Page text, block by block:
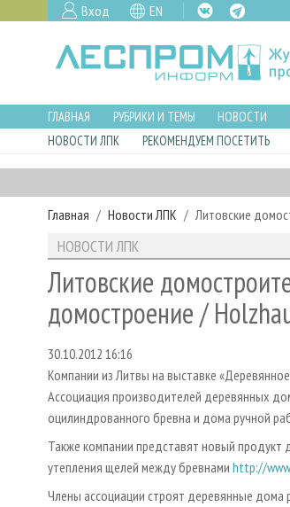
Вход EN
ГЛАВНАЯ РУБРИКИ И ТЕМЫ НОВОСТИ
НОВОСТИ ЛПК
РЕКОМЕНДУЕМ ПОСЕТИТЬ
Главная Новости ЛПК Литовские
НОВОСТИ ЛПК
Литовские
домостроение /
30.10.2012 16:16
Компании из Литвы на выставке
Ассоциация производителей деревянных
оцилиндрованного бревна и дома ручной
Также компании представят новый
утепления щелей между бревнами http://
Члены ассоциации строят деревянные дома